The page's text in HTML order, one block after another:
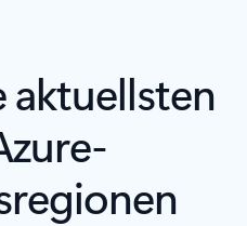
aktuellsten